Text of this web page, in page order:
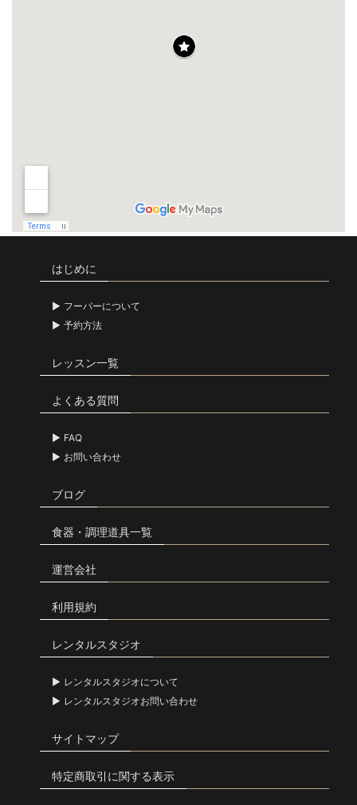
はじめに
フーバーについて
予約方法
レッスン一覧
よくある質問
FAQ
お問い合わせ
ブログ
食器・調理道具一覧
運営会社
利用規約
レンタルスタジオ
レンタルスタジオについて
レンタルスタジオお問い合わせ
サイトマップ
特定商取引に関する表示